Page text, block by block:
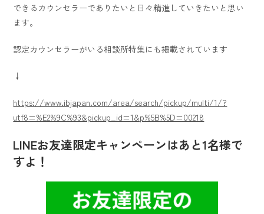
できるカウンセラーでありたいと日々精進していきたいと思い
ます。
認定カウンセラーがいる相談所特集にも掲載されています
↓
https://www.ibjapan.com/area/search/pickup/multi/1/?
utf8=%E2%9C%93&pickup_id=1&p%5B%5D=00218
LINEお友達限定キャンペーンはあと1名様で
すよ！